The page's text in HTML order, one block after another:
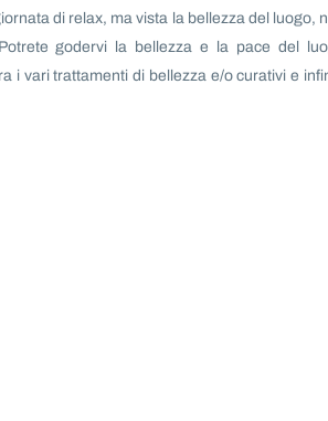
di relax, ma vista la bellezza del luogo,
godervi la bellezza e la pace del
i vari trattamenti di bellezza e/o curativi e